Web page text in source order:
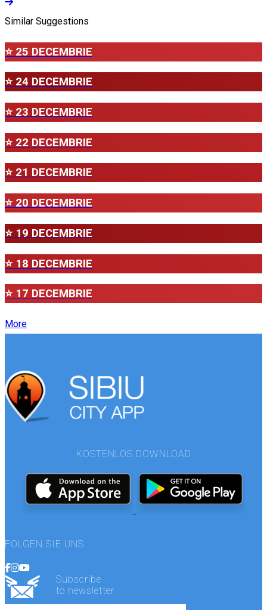
Similar Suggestions
⭐ 25 DECEMBRIE
⭐ 24 DECEMBRIE
⭐ 23 DECEMBRIE
⭐ 22 DECEMBRIE
⭐ 21 DECEMBRIE
⭐ 20 DECEMBRIE
⭐ 19 DECEMBRIE
⭐ 18 DECEMBRIE
⭐ 17 DECEMBRIE
More
KOSTENLOS DOWNLOAD
FOLGEN SIE UNS
Subscribe
to newsletter